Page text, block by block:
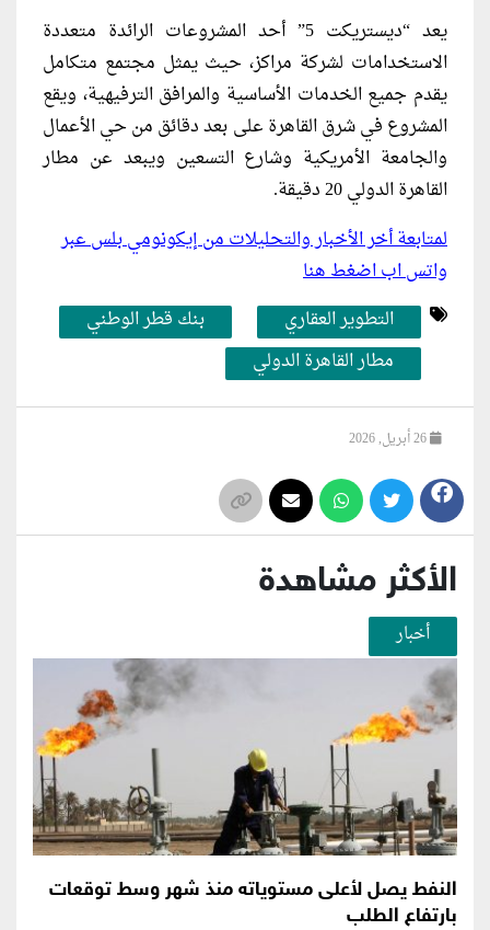
يعد “ديستريكت 5” أحد المشروعات الرائدة متعددة
الاستخدامات لشركة مراكز، حيث يمثل مجتمع متكامل
يقدم جميع الخدمات الأساسية والمرافق الترفيهية، ويقع
المشروع في شرق القاهرة على بعد دقائق من حي الأعمال
والجامعة الأمريكية وشارع التسعين ويبعد عن مطار
القاهرة الدولي 20 دقيقة.
لمتابعة أخر الأخبار والتحليلات من إيكونومي بلس عبر
واتس اب اضغط هنا
التطوير العقاري
بنك قطر الوطني
مطار القاهرة الدولي
الأكثر مشاهدة
أخبار
النفط يصل لأعلى مستوياته منذ شهر وسط توقعات
بارتفاع الطلب